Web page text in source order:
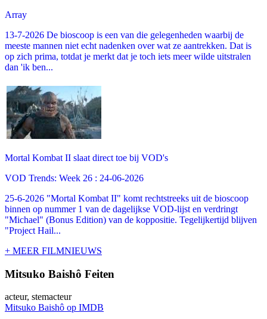
Array
13-7-2026 De bioscoop is een van die gelegenheden waarbij de
meeste mannen niet echt nadenken over wat ze aantrekken. Dat is
op zich prima, totdat je merkt dat je toch iets meer wilde uitstralen
dan 'ik ben...
Mortal Kombat II slaat direct toe bij VOD's
VOD Trends: Week 26 : 24-06-2026
25-6-2026 "Mortal Kombat II" komt rechtstreeks uit de bioscoop
binnen op nummer 1 van de dagelijkse VOD-lijst en verdringt
"Michael" (Bonus Edition) van de koppositie. Tegelijkertijd blijven
"Project Hail...
+ MEER FILMNIEUWS
Mitsuko Baishô Feiten
acteur, stemacteur
Mitsuko Baishô op IMDB